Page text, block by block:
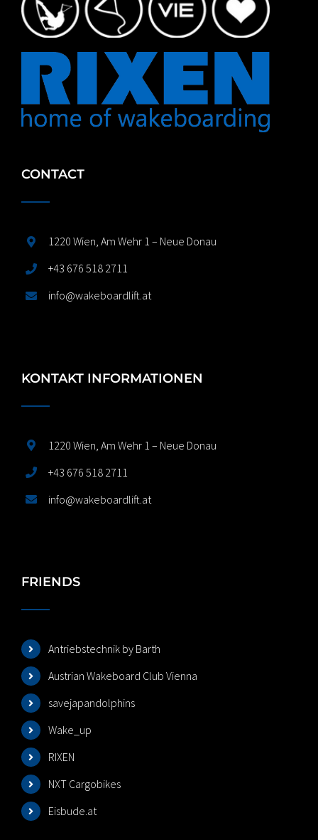
CONTACT
1220 Wien, Am Wehr 1 – Neue Donau
+43 676 518 2711
info@wakeboardlift.at
KONTAKT INFORMATIONEN
1220 Wien, Am Wehr 1 – Neue Donau
+43 676 518 2711
info@wakeboardlift.at
FRIENDS
Antriebstechnik by Barth
Austrian Wakeboard Club Vienna
savejapandolphins
Wake_up
RIXEN
NXT Cargobikes
Eisbude.at